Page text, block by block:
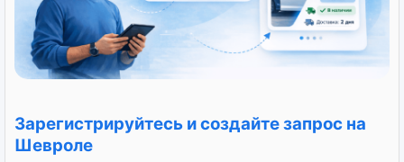
Зарегистрируйтесь и создайте запрос на
Шевроле